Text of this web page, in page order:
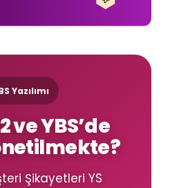
Yazılımı
ve YBS’de
Şikayetleri YS